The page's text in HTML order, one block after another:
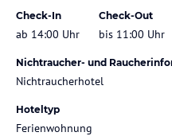
Check-In
ab 14:00 Uhr
Check-Out
bis 11:00 Uhr
Nichtraucher- und
Nichtraucherhotel
Hoteltyp
Ferienwohnung